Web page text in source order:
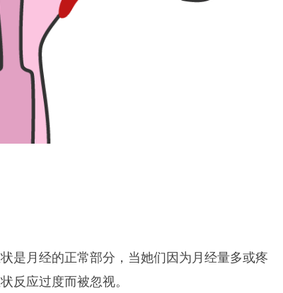
是月经的正常部分，当她们因为月经量多或疼
反应过度而被忽视。